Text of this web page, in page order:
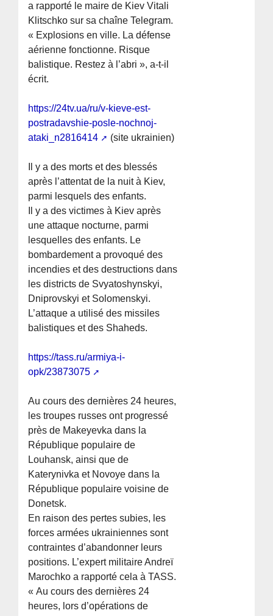
a rapporté le maire de Kiev Vitali
Klitschko sur sa chaîne Telegram.
« Explosions en ville. La défense
aérienne fonctionne. Risque
balistique. Restez à l’abri », a-t-il
écrit.
https://24tv.ua/ru/v-kieve-est-
postradavshie-posle-nochnoj-
ataki_n2816414
(site ukrainien)
Il y a des morts et des blessés
après l’attentat de la nuit à Kiev,
parmi lesquels des enfants.
Il y a des victimes à Kiev après
une attaque nocturne, parmi
lesquelles des enfants. Le
bombardement a provoqué des
incendies et des destructions dans
les districts de Svyatoshynskyi,
Dniprovskyi et Solomenskyi.
L’attaque a utilisé des missiles
balistiques et des Shaheds.
https://tass.ru/armiya-i-
opk/23873075
Au cours des dernières 24 heures,
les troupes russes ont progressé
près de Makeyevka dans la
République populaire de
Louhansk, ainsi que de
Katerynivka et Novoye dans la
République populaire voisine de
Donetsk.
En raison des pertes subies, les
forces armées ukrainiennes sont
contraintes d’abandonner leurs
positions. L’expert militaire Andreï
Marochko a rapporté cela à TASS.
« Au cours des dernières 24
heures, lors d’opérations de